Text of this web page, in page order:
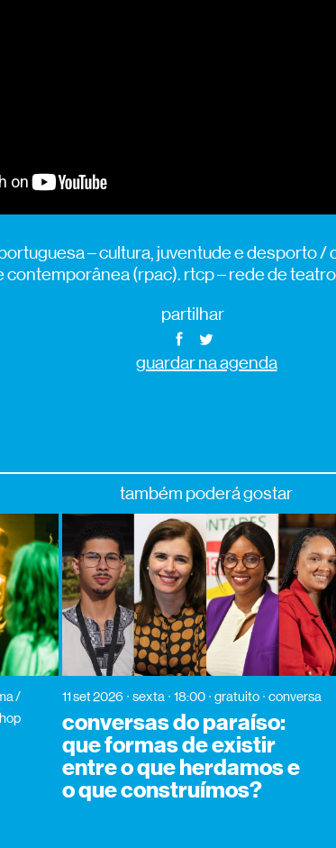
– cultura, juventude e desporto /
contemporânea (rpac). rtcp – rede de
partilhar
guardar na agenda
também poderá gostar
/
11 set 2026 sexta 18:00 gratuito conversa
conversas do paraíso:
que formas de existir
entre o que herdamos e
o que construímos?